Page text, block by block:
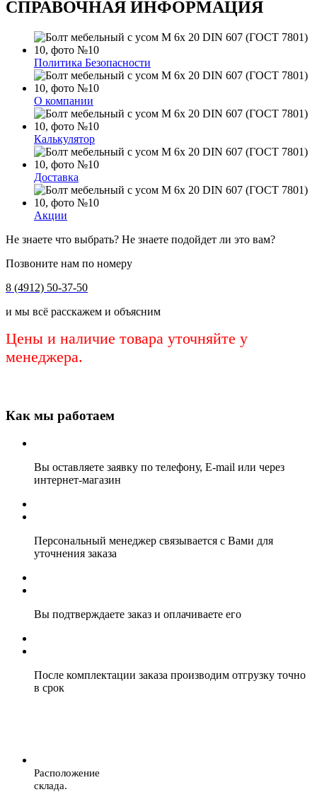
СПРАВОЧНАЯ ИНФОРМАЦИЯ
Политика Безопасности
О компании
Калькулятор
Доставка
Акции
Не знаете что выбрать? Не знаете подойдет ли это вам?
Позвоните нам по номеру
8 (4912) 50-37-50
и мы всё расскажем и объясним
Цены и наличие товара уточняйте у
менеджера.
Как мы работаем
Вы оставляете заявку по телефону, E-mail или через
интернет-магазин
Персональный менеджер связывается с Вами для
уточнения заказа
Вы подтверждаете заказ и оплачиваете его
После комплектации заказа производим отгрузку точно
в срок
Расположение
склада.